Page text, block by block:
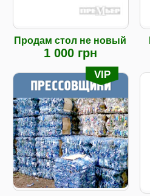
Продам стол не новый
1 000 грн
VIP